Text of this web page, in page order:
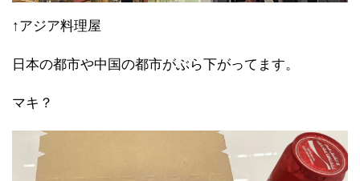
↑アジア料理屋
日本の都市や中国の都市がぶら下がってます。
マキ？